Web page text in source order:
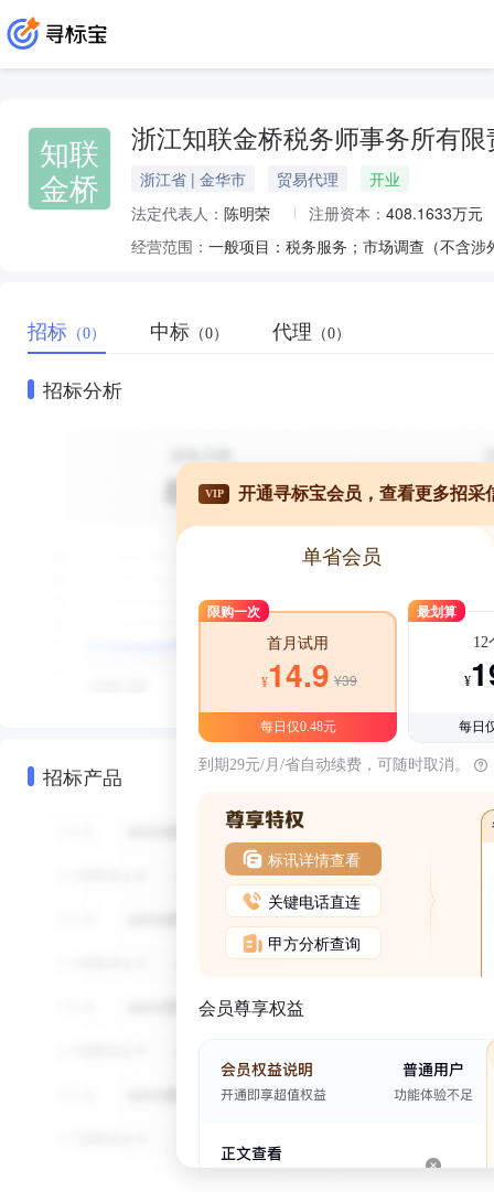
知联
金桥
浙江知联金桥税务师事务所有限
浙江省 | 金华市 贸易代理
开业
法定代表人： 陈明荣 注册资本： 408.1633万元
经营范围：
招标 （0） 中标 （0） 代理 （0）
招标分析
招标产品
VIP 开通寻标宝会员，查看更多招采
单省会员
限购一次
首月试用
¥14.9 ¥39
每日仅0.48元
最划算
12
¥
每日
到期29元/月/省自动续费，可随时取消。
标讯详情查看
关键电话直连
甲方分析查询
会员尊享权益